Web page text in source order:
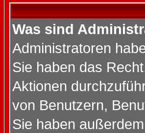
Was sind
Administratoren
Sie haben das
Aktionen
von Benutzern,
Sie haben